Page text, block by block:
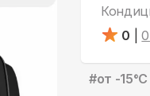
0
0
#от -15°С